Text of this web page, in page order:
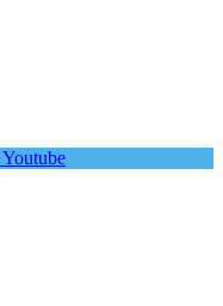
Youtube